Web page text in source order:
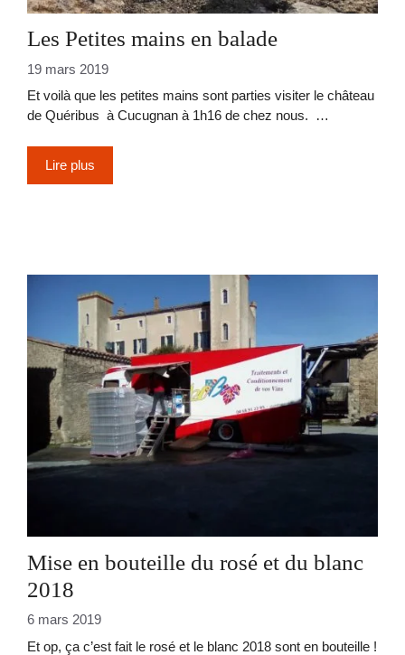
Les Petites mains en balade
19 mars 2019
Et voilà que les petites mains sont parties visiter le château
de Quéribus à Cucugnan à 1h16 de chez nous. …
Lire plus
Mise en bouteille du rosé et du blanc
2018
6 mars 2019
Et op, ça c’est fait le rosé et le blanc 2018 sont en bouteille !